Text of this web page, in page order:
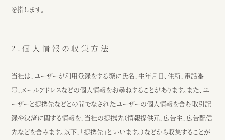
059-229-5200
カフェ
080-2014-6824
ウェディング
〒514-0811
三重県津市阿漕町津興2448
を指します。
2.個人情報の収集方法
当社は、ユーザーが利用登録をする際に氏名、生年月日、住所、電話番
号、メールアドレスなどの個人情報をお尋ねすることがあります。また、ユ
ーザーと提携先などとの間でなされたユーザーの個人情報を含む取引記
録や決済に関する情報を、当社の提携先（情報提供元、広告主、広告配信
先などを含みます。以下、｢提携先｣といいます。）などから収集することが